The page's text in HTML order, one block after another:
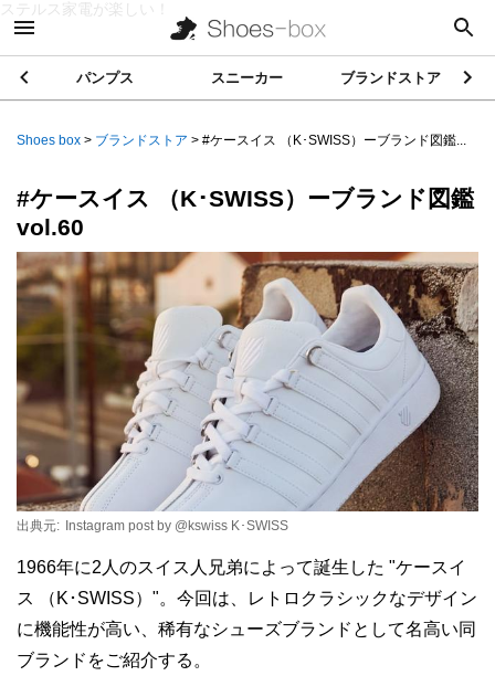
ステルス家電が楽しい！
パンプス スニーカー ブランドストア
Shoes box > ブランドストア > #ケースイス （K･SWISS）ーブランド図鑑...
#ケースイス （K･SWISS）ーブランド図鑑
vol.60
出典元: Instagram post by @kswiss K･SWISS
1966年に2人のスイス人兄弟によって誕生した "ケースイ
ス （K･SWISS）"。今回は、レトロクラシックなデザイン
に機能性が高い、稀有なシューズブランドとして名高い同
ブランドをご紹介する。